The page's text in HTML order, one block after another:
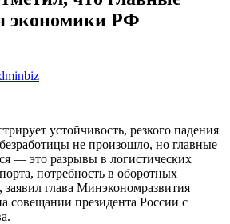
экономики РФ
устойчивость, резкого падения
не произошло, но главные
— это разрывы в логистических
потребность в оборотных
заявил глава Минэкономразвития
совещании президента России с